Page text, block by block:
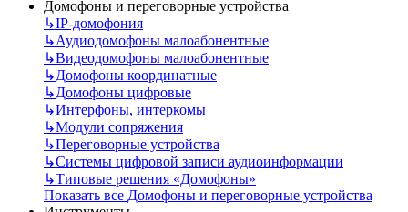
Домофоны и переговорные устройства
↳IP-домофония
↳Аудиодомофоны малоабонентные
↳Видеодомофоны малоабонентные
↳Домофоны координатные
↳Домофоны цифровые
↳Интерфоны, интеркомы
↳Модули сопряжения
↳Переговорные устройства
↳Системы цифровой записи аудиоинформации
↳Типовые решения «Домофоны»
Показать все Домофоны и переговорные устройства